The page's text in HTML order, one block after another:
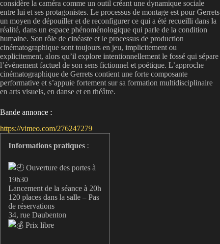
considère la caméra comme un outil créant une dynamique sociale
entre lui et ses protagonistes. Le processus de montage est pour Gerrets
un moyen de dépouiller et de reconfigurer ce qui a été recueilli dans la
réalité, dans un espace phénoménologique qui parle de la condition
humaine. Son rôle de cinéaste et le processus de production
cinématographique sont toujours en jeu, implicitement ou
explicitement, alors qu’il explore intentionnellement le fossé qui sépare
l’événement factuel de son sens fictionnel et poétique. L’approche
cinématographique de Gerrets contient une forte composante
performative et s’appuie fortement sur sa formation multidisciplinaire
en arts visuels, en danse et en théâtre.
Bande annonce :
https://vimeo.com/276247279
Informations pratiques :
Ouverture des portes à
19h30
Lancement de la séance à 20h
120 places dans la salle – Pas
de réservations
34, rue Daubenton
Prix libre